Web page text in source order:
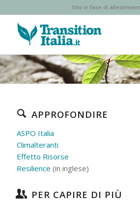
Sito in fase di
APPROFONDIRE
ASPO Italia
Climalteranti
Effetto Risorse
Resilience (in inglese)
PER CAPIRE DI PIÙ